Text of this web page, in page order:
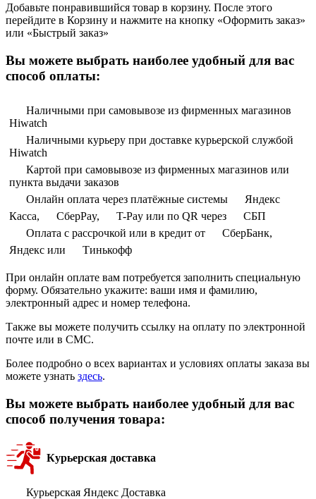
Добавьте понравившийся товар в корзину. После этого
перейдите в Корзину и нажмите на кнопку «Оформить заказ»
или «Быстрый заказ»
Вы можете выбрать наиболее удобный для вас
способ оплаты:
Наличными при самовывозе из фирменных магазинов
Hiwatch
Наличными курьеру при доставке курьерской службой
Hiwatch
Картой при самовывозе из фирменных магазинов или
пункта выдачи заказов
Онлайн оплата через платёжные системы
Яндекс
Касса,
СберPay, T-Pay или по QR через
СБП
Оплата с рассрочкой или в кредит от
СберБанк,
Яндекс или
Тинькофф
При онлайн оплате вам потребуется заполнить специальную
форму. Обязательно укажите: ваши имя и фамилию,
электронный адрес и номер телефона.
Также вы можете получить ссылку на оплату по электронной
почте или в СМС.
Более подробно о всех вариантах и условиях оплаты заказа вы
можете узнать здесь.
Вы можете выбрать наиболее удобный для вас
способ получения товара:
Курьерская доставка
Курьерская Яндекс Доставка